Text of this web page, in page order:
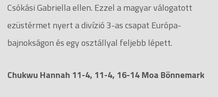
Csókási Gabriella ellen. Ezzel a magyar válogatott
ezüstérmet nyert a divízió 3-as csapat Európa-
bajnokságon és egy osztállyal feljebb lépett.
Chukwu Hannah 11-4, 11-4, 16-14 Moa Bönnemark